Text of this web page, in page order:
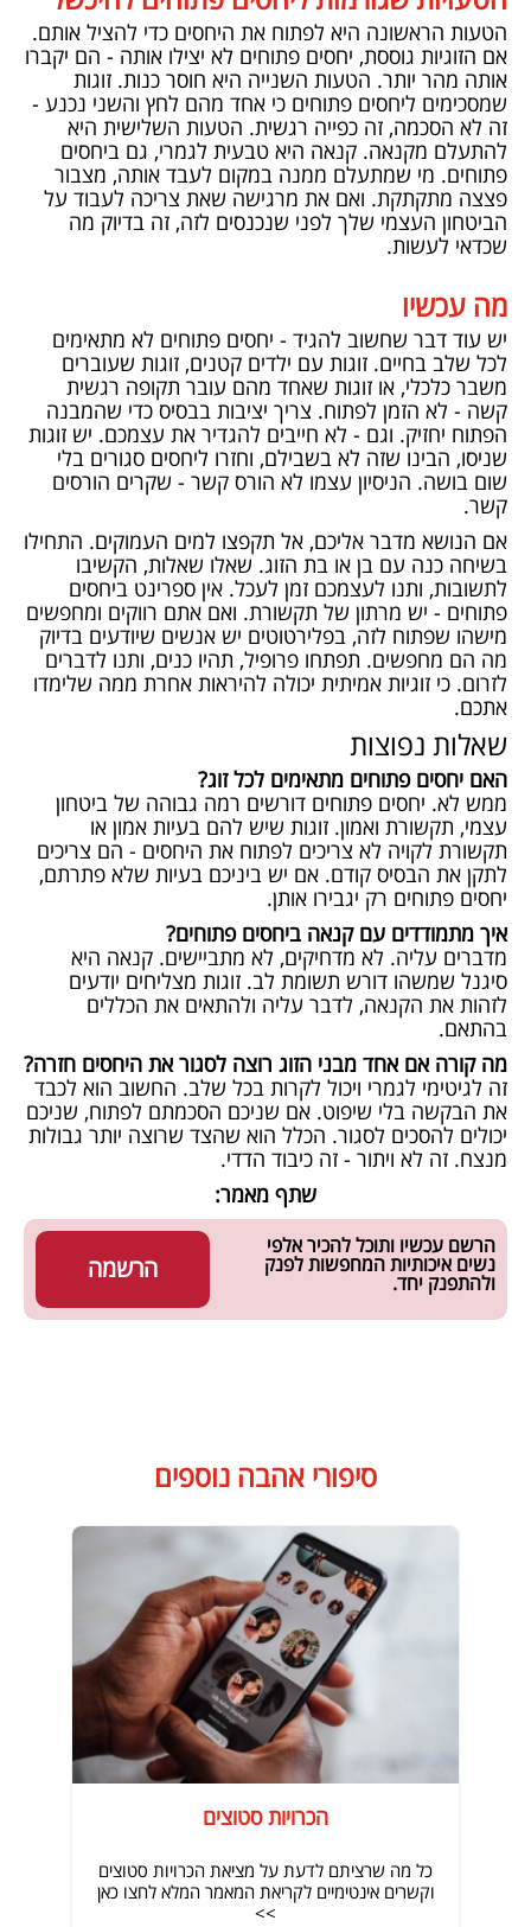
הטעות הראשונה היא לפתוח את היחסים כדי להציל אותם.
אם הזוגיות גוססת, יחסים פתוחים לא יצילו אותה - הם יקברו
אותה מהר יותר. הטעות השנייה היא חוסר כנות. זוגות
שמסכימים ליחסים פתוחים כי אחד מהם לחץ והשני נכנע -
זה לא הסכמה, זה כפייה רגשית. הטעות השלישית היא
להתעלם מקנאה. קנאה היא טבעית לגמרי, גם ביחסים
פתוחים. מי שמתעלם ממנה במקום לעבד אותה, מצבור
פצצה מתקתקת. ואם את מרגישה שאת צריכה לעבוד על
הביטחון העצמי שלך לפני שנכנסים לזה, זה בדיוק מה
שכדאי לעשות.
מה עכשיו
יש עוד דבר שחשוב להגיד - יחסים פתוחים לא מתאימים
לכל שלב בחיים. זוגות עם ילדים קטנים, זוגות שעוברים
משבר כלכלי, או זוגות שאחד מהם עובר תקופה רגשית
קשה - לא הזמן לפתוח. צריך יציבות בבסיס כדי שהמבנה
הפתוח יחזיק. וגם - לא חייבים להגדיר את עצמכם. יש זוגות
שניסו, הבינו שזה לא בשבילם, וחזרו ליחסים סגורים בלי
שום בושה. הניסיון עצמו לא הורס קשר - שקרים הורסים
קשר.
אם הנושא מדבר אליכם, אל תקפצו למים העמוקים. התחילו
בשיחה כנה עם בן או בת הזוג. שאלו שאלות, הקשיבו
לתשובות, ותנו לעצמכם זמן לעכל. אין ספרינט ביחסים
פתוחים - יש מרתון של תקשורת. ואם אתם רווקים ומחפשים
מישהו שפתוח לזה, בפלירטוטים יש אנשים שיודעים בדיוק
מה הם מחפשים. תפתחו פרופיל, תהיו כנים, ותנו לדברים
לזרום. כי זוגיות אמיתית יכולה להיראות אחרת ממה שלימדו
אתכם.
שאלות נפוצות
האם יחסים פתוחים מתאימים לכל זוג?
ממש לא. יחסים פתוחים דורשים רמה גבוהה של ביטחון
עצמי, תקשורת ואמון. זוגות שיש להם בעיות אמון או
תקשורת לקויה לא צריכים לפתוח את היחסים - הם צריכים
לתקן את הבסיס קודם. אם יש ביניכם בעיות שלא פתרתם,
יחסים פתוחים רק יגבירו אותן.
איך מתמודדים עם קנאה ביחסים פתוחים?
מדברים עליה. לא מדחיקים, לא מתביישים. קנאה היא
סיגנל שמשהו דורש תשומת לב. זוגות מצליחים יודעים
לזהות את הקנאה, לדבר עליה ולהתאים את הכללים
בהתאם.
מה קורה אם אחד מבני הזוג רוצה לסגור את היחסים חזרה?
זה לגיטימי לגמרי ויכול לקרות בכל שלב. החשוב הוא לכבד
את הבקשה בלי שיפוט. אם שניכם הסכמתם לפתוח, שניכם
יכולים להסכים לסגור. הכלל הוא שהצד שרוצה יותר גבולות
מנצח. זה לא ויתור - זה כיבוד הדדי.
שתף מאמר:
הרשמה
הרשם עכשיו ותוכל להכיר אלפי
נשים איכותיות המחפשות לפנק
ולהתפנק יחד.
סיפורי אהבה נוספים
הכרויות סטוצים
כל מה שרציתם לדעת על מציאת הכרויות סטוצים
וקשרים אינטימיים לקריאת המאמר המלא לחצו כאן
>>